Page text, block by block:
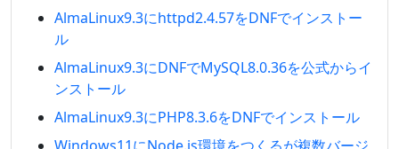
AlmaLinux9.3にhttpd2.4.57をDNFでインストー
ル
AlmaLinux9.3にDNFでMySQL8.0.36を公式からイ
ンストール
AlmaLinux9.3にPHP8.3.6をDNFでインストール